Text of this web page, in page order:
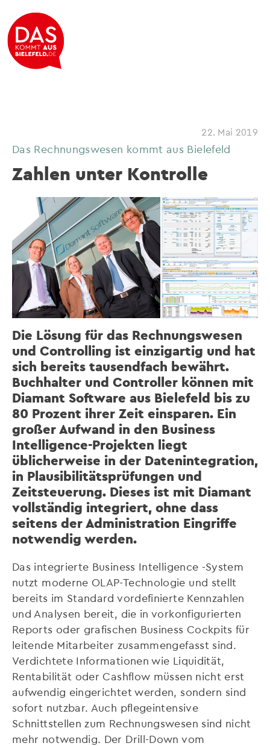
22. Mai 2019
Das Rechnungswesen kommt aus Bielefeld
Zahlen unter Kontrolle
Die Lösung für das Rechnungswesen
und Controlling ist einzigartig und hat
sich bereits tausendfach bewährt.
Buchhalter und Controller können mit
Diamant Software aus Bielefeld bis zu
80 Prozent ihrer Zeit einsparen. Ein
großer Aufwand in den Business
Intelligence-Projekten liegt
üblicherweise in der Datenintegration,
in Plausibilitätsprüfungen und
Zeitsteuerung. Dieses ist mit Diamant
vollständig integriert, ohne dass
seitens der Administration Eingriffe
notwendig werden.
Das integrierte Business Intelligence -System
nutzt moderne OLAP-Technologie und stellt
bereits im Standard vordefinierte Kennzahlen
und Analysen bereit, die in vorkonfigurierten
Reports oder grafischen Business Cockpits für
leitende Mitarbeiter zusammengefasst sind.
Verdichtete Informationen wie Liquidität,
Rentabilität oder Cashflow müssen nicht erst
aufwendig eingerichtet werden, sondern sind
sofort nutzbar. Auch pflegeintensive
Schnittstellen zum Rechnungswesen sind nicht
mehr notwendig. Der Drill-Down vom